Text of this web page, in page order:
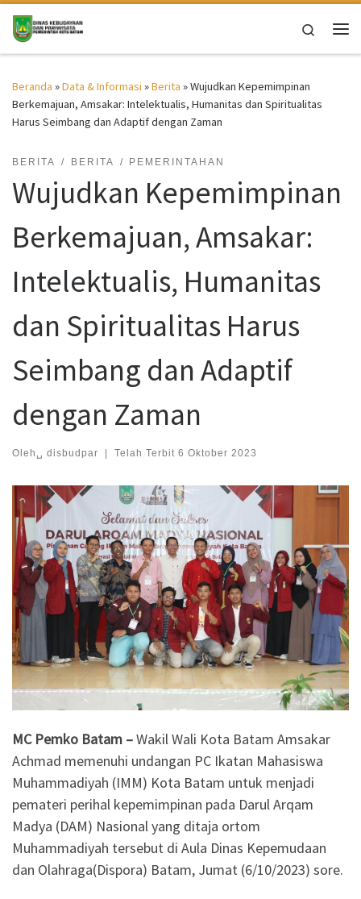
Skip to content
Search
Beranda »Data & Informasi »Berita »Wujudkan Kepemimpinan
Berkemajuan, Amsakar: Intelektualis, Humanitas dan Spiritualitas
Harus Seimbang dan Adaptif dengan Zaman
BERITA BERITA PEMERINTAHAN
Wujudkan Kepemimpinan
Berkemajuan, Amsakar:
Intelektualis, Humanitas
dan Spiritualitas Harus
Seimbang dan Adaptif
dengan Zaman
Oleh␣ disbudpar | Telah Terbit 6 Oktober 2023
MC Pemko Batam –Wakil Wali Kota Batam Amsakar
Achmad memenuhi undangan PC Ikatan Mahasiswa
Muhammadiyah (IMM) Kota Batam untuk menjadi
pemateri perihal kepemimpinan pada Darul Arqam
Madya (DAM) Nasional yang ditaja ortom
Muhammadiyah tersebut di Aula Dinas Kepemudaan
dan Olahraga(Dispora) Batam, Jumat (6/10/2023) sore.